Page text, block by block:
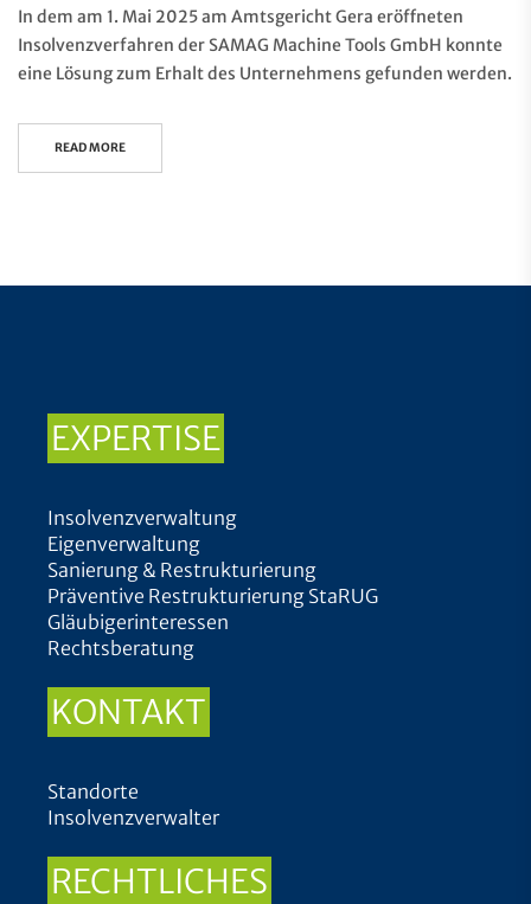
In dem am 1. Mai 2025 am Amtsgericht Gera eröffneten
Insolvenzverfahren der SAMAG Machine Tools GmbH konnte
eine Lösung zum Erhalt des Unternehmens gefunden werden.
READ MORE
EXPERTISE
Insolvenzverwaltung
Eigenverwaltung
Sanierung & Restrukturierung
Präventive Restrukturierung StaRUG
Gläubigerinteressen
Rechtsberatung
KONTAKT
Standorte
Insolvenzverwalter
RECHTLICHES